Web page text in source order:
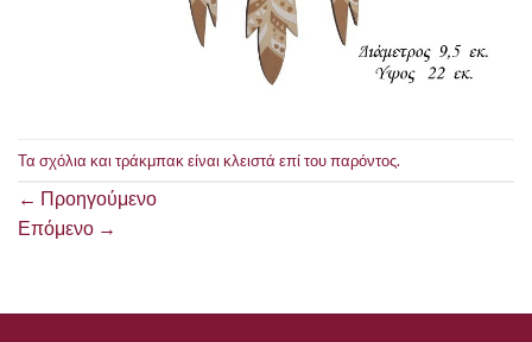
Τα σχόλια και τράκμπακ είναι κλειστά επί του παρόντος.
← Προηγούμενο
Επόμενο →